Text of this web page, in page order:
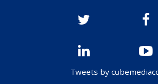
Tweets by